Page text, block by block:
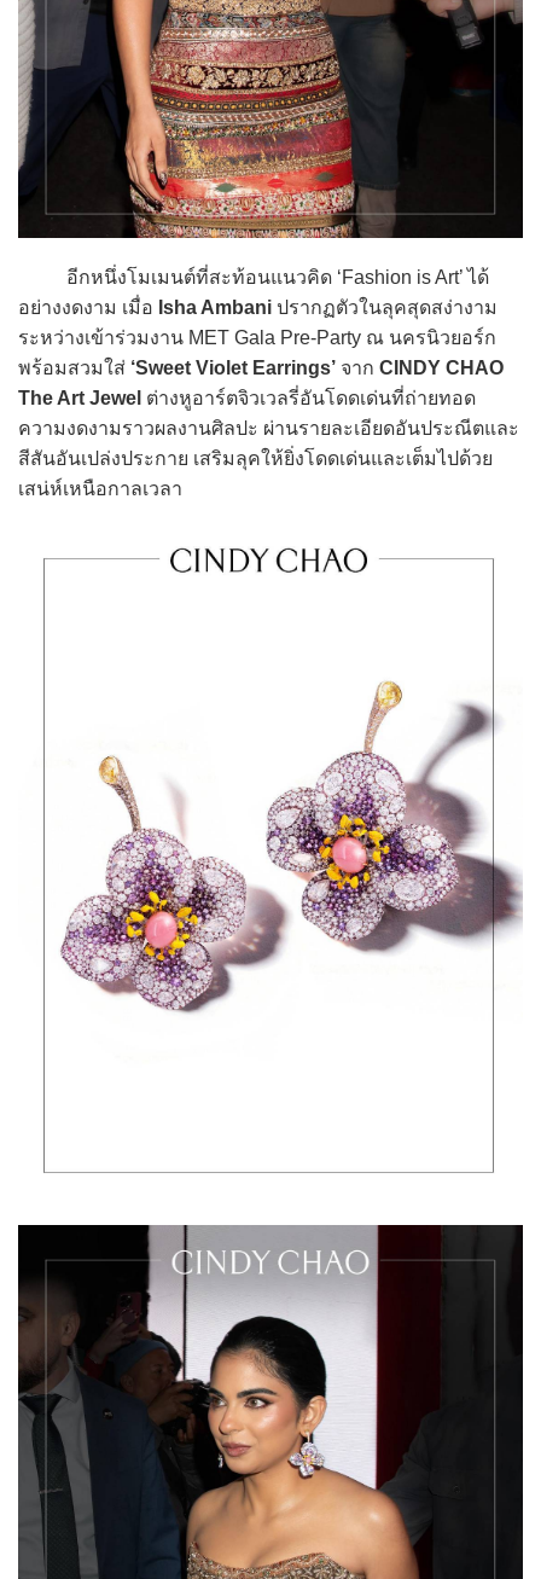
อีกหนึ่งโมเมนต์ที่สะท้อนแนวคิด ‘Fashion is Art’ ได้
อย่างงดงาม เมื่อ Isha Ambani ปรากฏตัวในลุคสุดสง่างาม
ระหว่างเข้าร่วมงาน MET Gala Pre-Party ณ นครนิวยอร์ก
พร้อมสวมใส่ ‘Sweet Violet Earrings’ จาก CINDY CHAO
The Art Jewel ต่างหูอาร์ตจิวเวลรี่อันโดดเด่นที่ถ่ายทอด
ความงดงามราวผลงานศิลปะ ผ่านรายละเอียดอันประณีตและ
สีสันอันเปล่งประกาย เสริมลุคให้ยิ่งโดดเด่นและเต็มไปด้วย
เสน่ห์เหนือกาลเวลา